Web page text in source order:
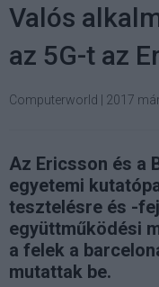
Valós
az 5G-t az
Computerworld 2017
Az Ericsson és a
egyetemi
tesztelésre és -
együttműködési
a felek a
mutattak be.